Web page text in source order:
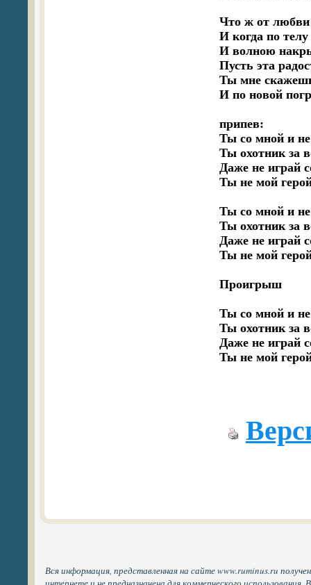
Что ж от любви
И когда по
И волною
Пусть эта
Ты мне
И по новой
припев:
Ты со мной и не
Ты охотник за
Даже не играй
Ты не мой
Ты со мной и не
Ты охотник за
Даже не играй
Ты не мой
Проигрыш
Ты со мной и не
Ты охотник за
Даже не играй
Ты не мой
Вся информация, представленная на сайте www.ruminus.ru